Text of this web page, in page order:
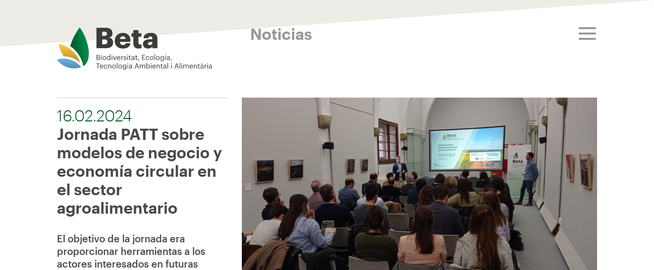
Beta Tech Center toggle menu
Noticias
16.02.2024
Jornada PATT sobre
modelos de negocio y
economía circular en
el sector
agroalimentario
El objetivo de la jornada era
proporcionar herramientas a los
actores interesados en futuras